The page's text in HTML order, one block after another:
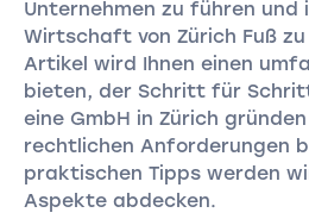
Unternehmen zu führen
Wirtschaft von Zürich Fuß
Artikel wird Ihnen einen
bieten, der Schritt für
eine GmbH in Zürich
rechtlichen Anforderungen
praktischen Tipps werden
Aspekte abdecken.